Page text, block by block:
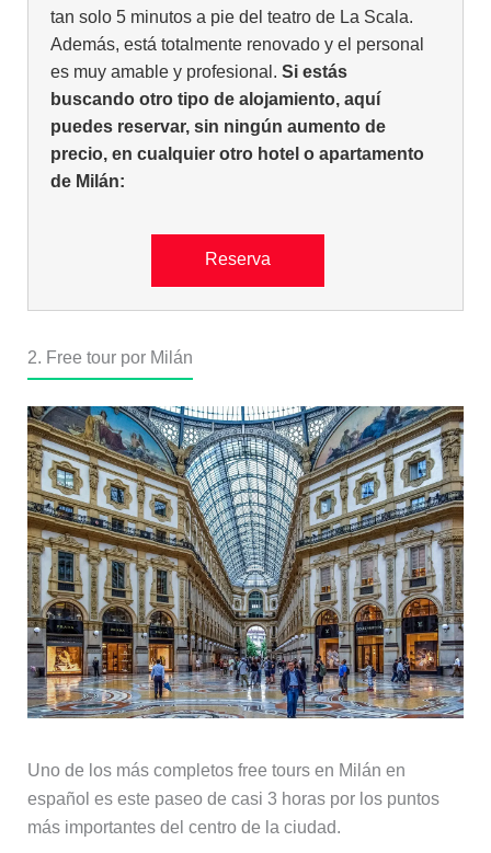
tan solo 5 minutos a pie del teatro de La Scala.
Además, está totalmente renovado y el personal
es muy amable y profesional. Si estás
buscando otro tipo de alojamiento, aquí
puedes reservar, sin ningún aumento de
precio, en cualquier otro hotel o apartamento
de Milán:
Reserva
2. Free tour por Milán
Uno de los más completos free tours en Milán en
español es este paseo de casi 3 horas por los puntos
más importantes del centro de la ciudad.